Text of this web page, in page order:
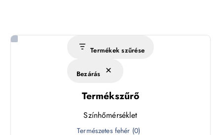
Termékek szűrése
Bezárás
Termékszűrő
Színhőmérséklet
Természetes fehér (0)